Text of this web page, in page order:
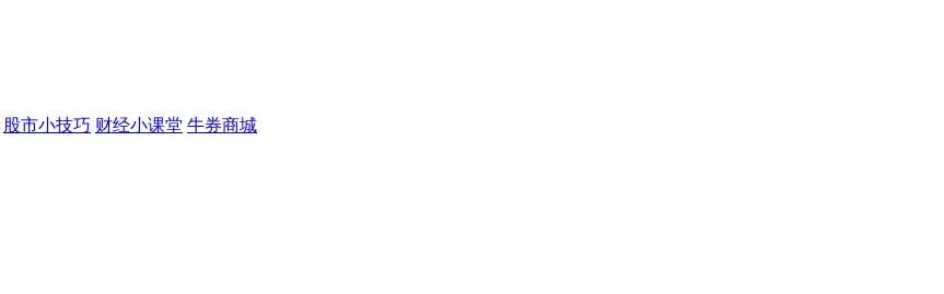
股市小技巧 财经小课堂 牛券商城